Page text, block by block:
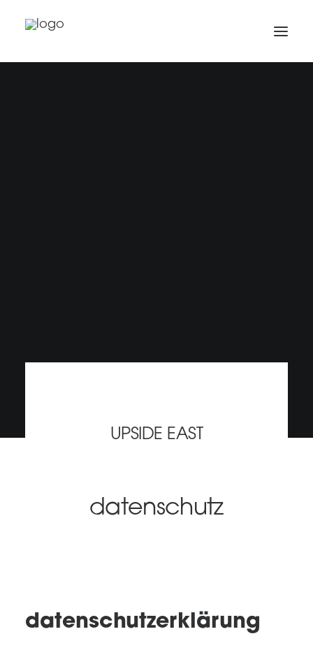
UPSIDE EAST
datenschutz
datenschutzerklärung